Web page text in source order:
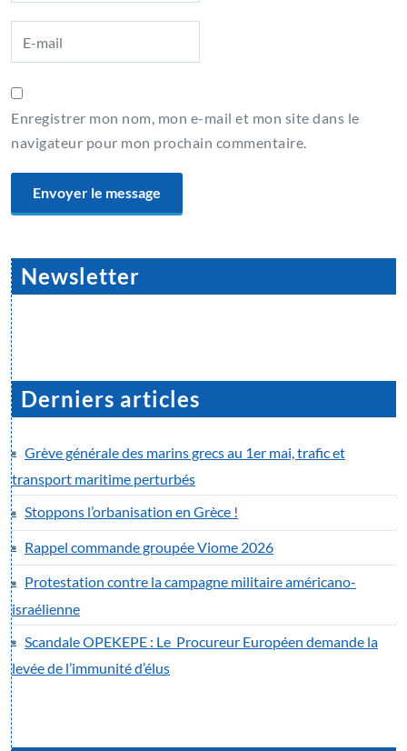
Enregistrer mon nom, mon e-mail et mon site dans le
navigateur pour mon prochain commentaire.
Newsletter
Derniers articles
Grève générale des marins grecs au 1er mai, trafic et
transport maritime perturbés
Stoppons l’orbanisation en Grèce !
Rappel commande groupée Viome 2026
Protestation contre la campagne militaire américano-
israélienne
Scandale OPEKEPE : Le Procureur Européen demande la
levée de l’immunité d’élus